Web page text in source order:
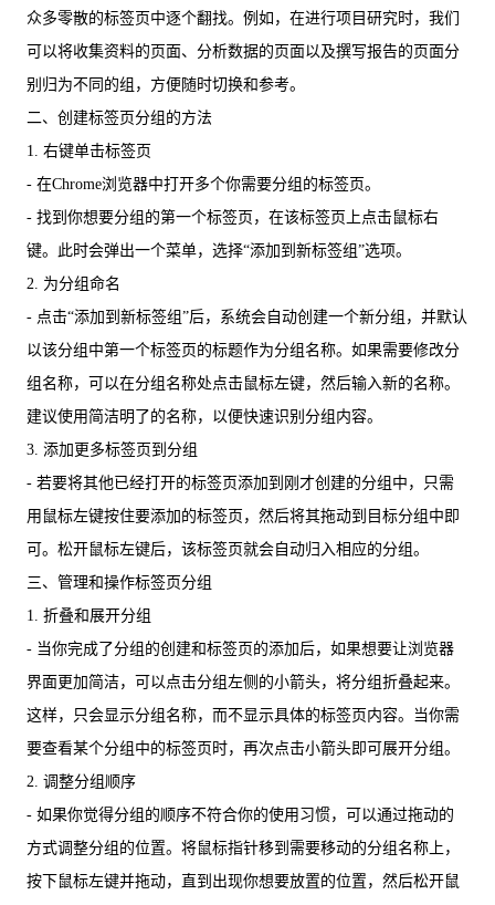
众多零散的标签页中逐个翻找。例如，在进行项目研究时，我们
可以将收集资料的页面、分析数据的页面以及撰写报告的页面分
别归为不同的组，方便随时切换和参考。
二、创建标签页分组的方法
1. 右键单击标签页
- 在Chrome浏览器中打开多个你需要分组的标签页。
- 找到你想要分组的第一个标签页，在该标签页上点击鼠标右
键。此时会弹出一个菜单，选择“添加到新标签组”选项。
2. 为分组命名
- 点击“添加到新标签组”后，系统会自动创建一个新分组，并默认
以该分组中第一个标签页的标题作为分组名称。如果需要修改分
组名称，可以在分组名称处点击鼠标左键，然后输入新的名称。
建议使用简洁明了的名称，以便快速识别分组内容。
3. 添加更多标签页到分组
- 若要将其他已经打开的标签页添加到刚才创建的分组中，只需
用鼠标左键按住要添加的标签页，然后将其拖动到目标分组中即
可。松开鼠标左键后，该标签页就会自动归入相应的分组。
三、管理和操作标签页分组
1. 折叠和展开分组
- 当你完成了分组的创建和标签页的添加后，如果想要让浏览器
界面更加简洁，可以点击分组左侧的小箭头，将分组折叠起来。
这样，只会显示分组名称，而不显示具体的标签页内容。当你需
要查看某个分组中的标签页时，再次点击小箭头即可展开分组。
2. 调整分组顺序
- 如果你觉得分组的顺序不符合你的使用习惯，可以通过拖动的
方式调整分组的位置。将鼠标指针移到需要移动的分组名称上，
按下鼠标左键并拖动，直到出现你想要放置的位置，然后松开鼠